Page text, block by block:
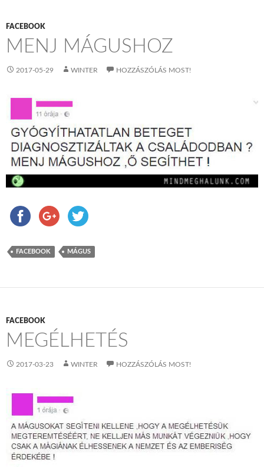
FACEBOOK
MENJ MÁGUSHOZ
2017-05-29 WINTER HOZZÁSZÓLÁS MOST!
FACEBOOK MÁGUS
FACEBOOK
MEGÉLHETÉS
2017-03-23 WINTER HOZZÁSZÓLÁS MOST!